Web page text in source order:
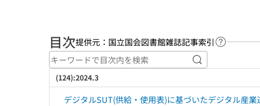
目次提供元：国立国会図書館雑誌記事索引 ヘルプペ
キーワードで目
(124):2024.3
デジタルSUT(供給・使用表)に基づいたデジタル産